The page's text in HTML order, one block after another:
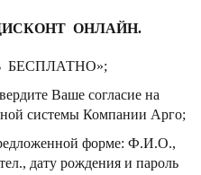
ОНЛАЙН.
БЕСПЛАТНО»;
Ваше согласие на
системы Компании Арго;
форме: Ф.И.О.,
дату рождения и пароль